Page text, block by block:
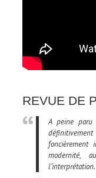
REVUE DE
A peine
modernité,